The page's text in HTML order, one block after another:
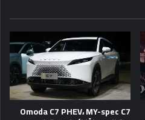
Omoda C7 PHEV، MY-spec C7